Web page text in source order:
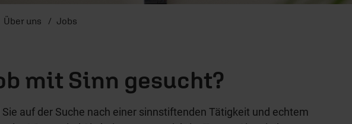
Über uns Jobs
mit Sinn gesucht?
Sie auf der Suche nach einer sinnstiftenden Tätigkeit und echtem